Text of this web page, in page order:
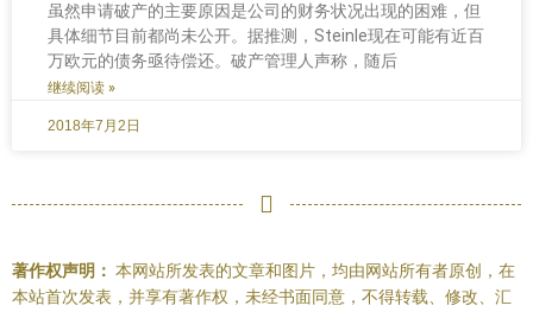
虽然申请破产的主要原因是公司的财务状况出现的困难，但
具体细节目前都尚未公开。据推测，Steinle现在可能有近百
万欧元的债务亟待偿还。破产管理人声称，随后
继续阅读 »
2018年7月2日
著作权声明： 本网站所发表的文章和图片，均由网站所有者原创，在
本站首次发表，并享有著作权，未经书面同意，不得转载、修改、汇